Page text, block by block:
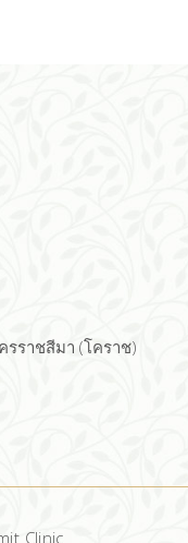
รราชสีมา (โคราช)
Clinic